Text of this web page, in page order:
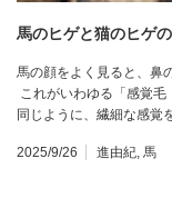
馬のヒゲと猫のヒゲ
馬の顔をよく見ると、鼻
これがいわゆる「感覚毛
同じように、繊細な感覚
2025/9/26 進由紀, 馬